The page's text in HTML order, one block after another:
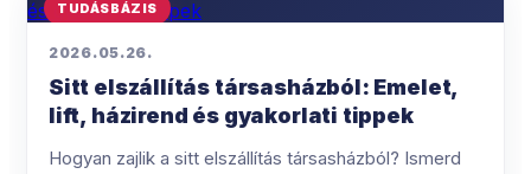
TUDÁSBÁZIS
2026.05.26.
Sitt elszállítás társasházból: Emelet,
lift, házirend és gyakorlati tippek
Hogyan zajlik a sitt elszállítás társasházból? Ismerd